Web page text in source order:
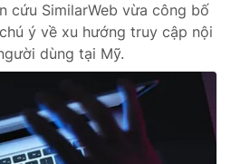
cứu SimilarWeb vừa công bố
ý về xu hướng truy cập nội
dùng tại Mỹ.